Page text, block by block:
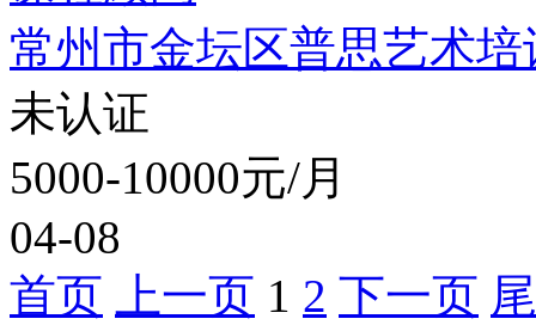
常州市金坛区普思艺术
未认证
5000-10000元/月
04-08
首页
上一页 1 2 下一页